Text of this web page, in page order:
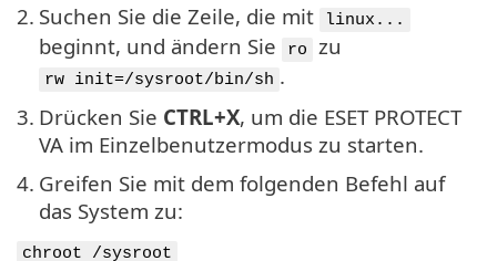
2. Suchen Sie die Zeile, die mit linux...
beginnt, und ändern Sie ro zu
rw init=/sysroot/bin/sh .
3. Drücken Sie CTRL+X, um die ESET PROTECT
VA im Einzelbenutzermodus zu starten.
4. Greifen Sie mit dem folgenden Befehl auf
das System zu:
chroot /sysroot